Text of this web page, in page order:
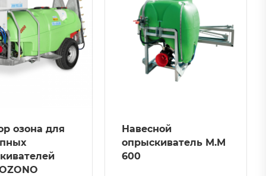
озона для
Навесной
опрыскиватель M.M
600